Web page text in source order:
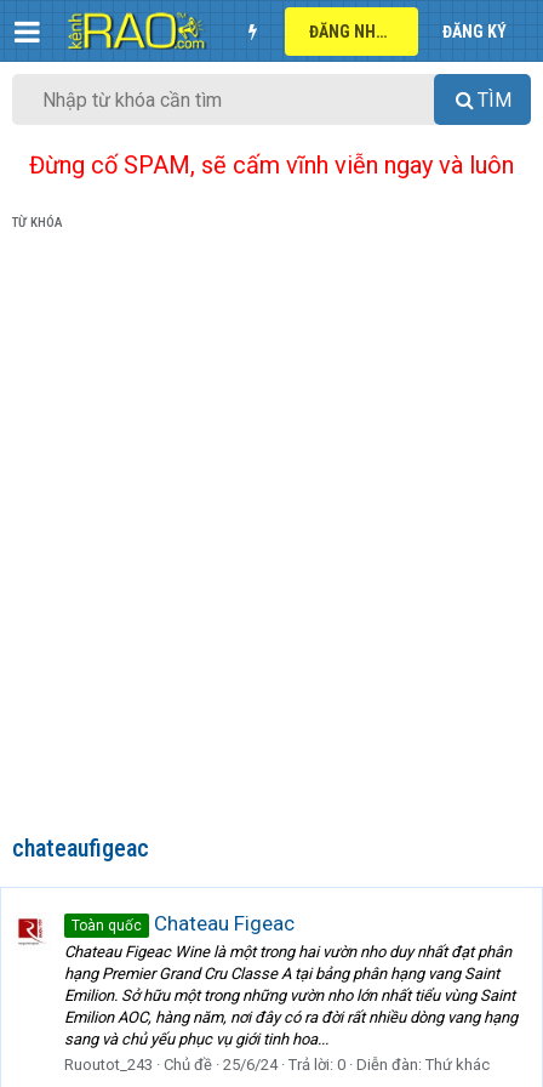
ĐĂNG NHẬP ĐĂNG KÝ
TÌM
Đừng cố SPAM, sẽ cấm vĩnh viễn ngay và luôn
TỪ KHÓA
chateaufigeac
Toàn quốc Chateau Figeac
Chateau Figeac Wine là một trong hai vườn nho duy nhất đạt phân
hạng Premier Grand Cru Classe A tại bảng phân hạng vang Saint
Emilion. Sở hữu một trong những vườn nho lớn nhất tiểu vùng Saint
Emilion AOC, hàng năm, nơi đây có ra đời rất nhiều dòng vang hạng
sang và chủ yếu phục vụ giới tinh hoa...
Ruoutot_243
Chủ đề 25/6/24 Trả lời: 0 Diễn đàn: Thứ khác